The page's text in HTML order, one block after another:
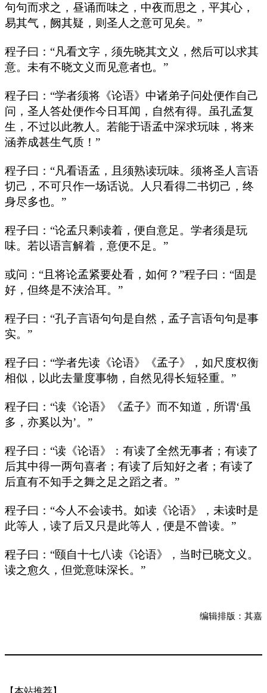
句句而求之，昼诵而味之，中夜而思之，平其心，
易其气，阙其疑，则圣人之意可见矣。”
程子曰：“凡看文字，须先晓其文义，然后可以求其
意。未有不晓文义而见意者也。”
程子曰：“学者须将《论语》中诸弟子问处便作自己
问，圣人答处便作今日耳闻，自然有得。虽孔孟复
生，不过以此教人。若能于语孟中深求玩味，将来
涵养成甚生气质！”
程子曰：“凡看语孟，且须熟读玩味。须将圣人言语
切己，不可只作一场话说。人只看得二书切己，终
身尽多也。”
程子曰：“论孟只剩读着，便自意足。学者须是玩
味。若以语言解着，意便不足。”
或问：“且将论孟紧要处看，如何？”程子曰：“固是
好，但终是不浃洽耳。”
程子曰：“孔子言语句句是自然，孟子言语句句是事
实。”
程子曰：“学者先读《论语》《孟子》，如尺度权衡
相似，以此去量度事物，自然见得长短轻重。”
程子曰：“读《论语》《孟子》而不知道，所谓‘虽
多，亦奚以为’。”
程子曰：“读《论语》：有读了全然无事者；有读了
后其中得一两句喜者；有读了后知好之者；有读了
后直有不知手之舞之足之蹈之者。”
程子曰：“今人不会读书。如读《论语》，未读时是
此等人，读了后又只是此等人，便是不曾读。”
程子曰：“颐自十七八读《论语》，当时已晓文义。
读之愈久，但觉意味深长。”
编辑排版：其嘉
【本站推荐】